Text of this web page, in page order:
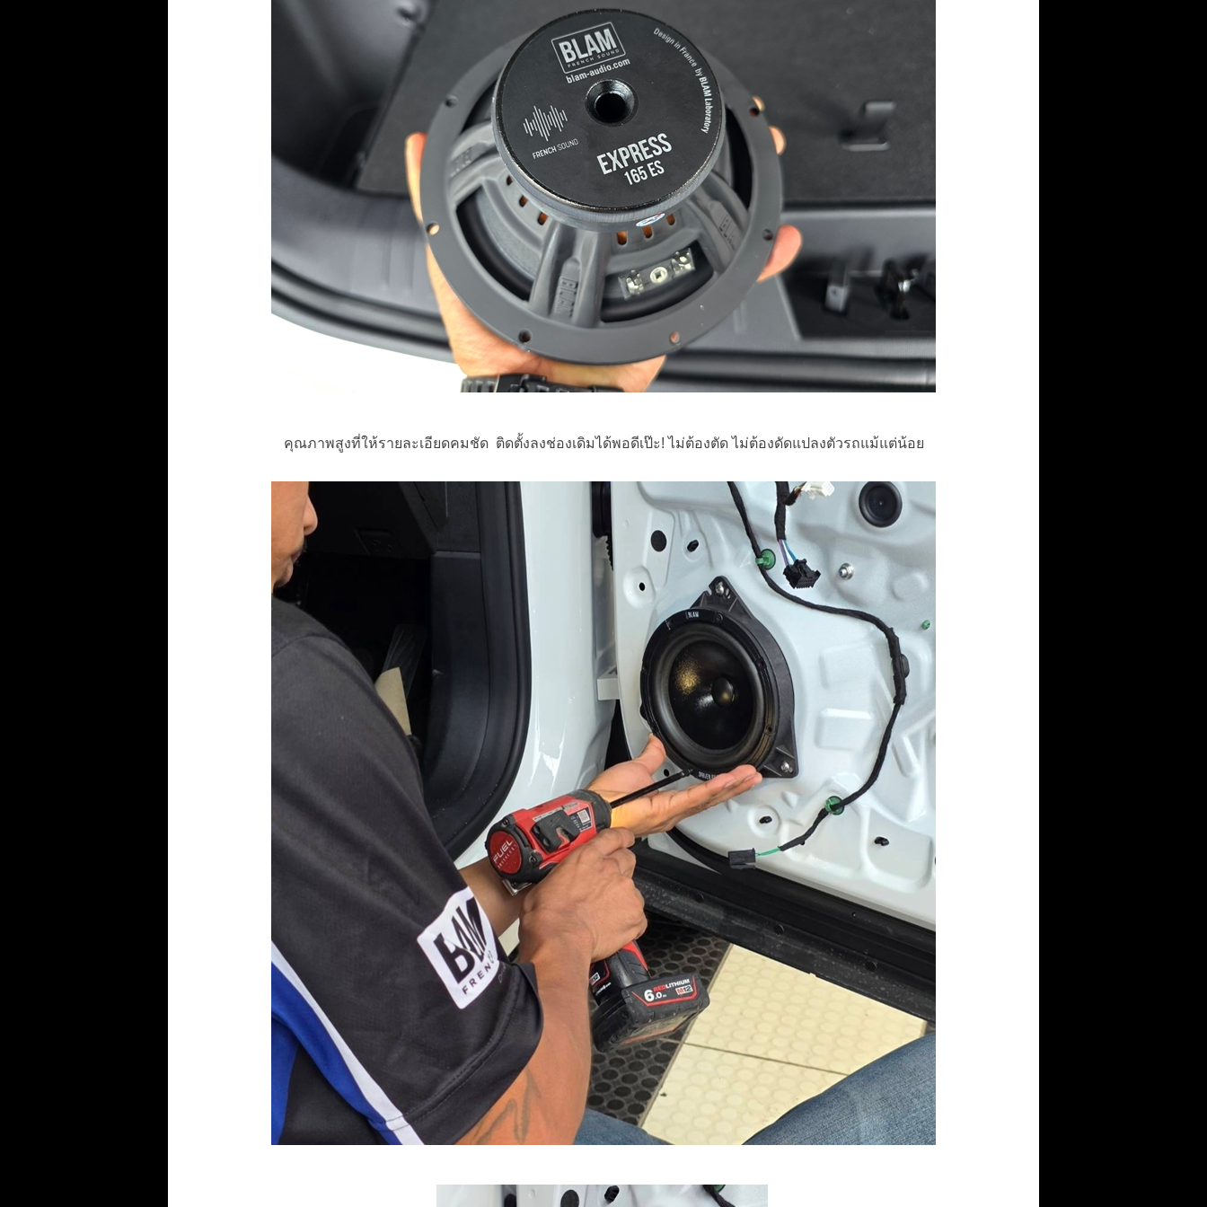
คุณภาพสูงที่ให้รายละเอียดคมชัด ติดตั้งลงช่องเดิมได้พอดีเป๊ะ! ไม่ต้องตัด ไม่ต้องดัดแปลงตัวรถแม้แต่น้อย